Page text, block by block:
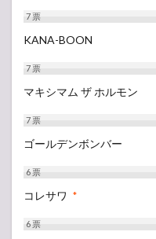
7票
KANA-BOON
7票
マキシマム ザ ホルモン
7票
ゴールデンボンバー
6票
コレサワ *
6票